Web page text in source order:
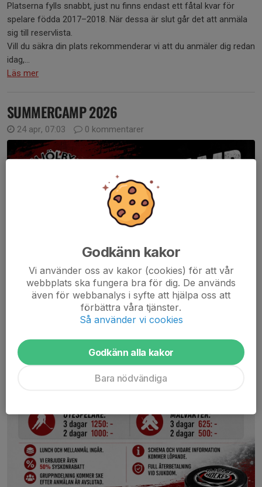
Platserna fylls snabbt, just nu finns endast ett fåtal kvar för
spelare födda 2017–2018. När dessa är slut går det att anmäla
sig till reservlista.
Vill du säkra din plats rekommenderar vi att du anmäler dig redan
idag,...
Läs mer
SUMMERCAMP 2026
24 apr, 07:03 0 kommentarer
Godkänn kakor
Vi använder oss av kakor (cookies) för att vår
webbplats ska fungera bra för dig. De används
även för webbanalys i syfte att hjälpa oss att
förbättra våra tjänster.
Så använder vi cookies
Godkänn alla kakor
Bara nödvändiga